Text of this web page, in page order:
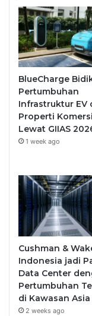
BlueCharge
Pertumbuhan
Infrastruktur EV
Properti
Lewat GIIAS
1 week ago
Cushman &
Indonesia jadi
Data Center
Pertumbuhan
di Kawasan
2 weeks ago